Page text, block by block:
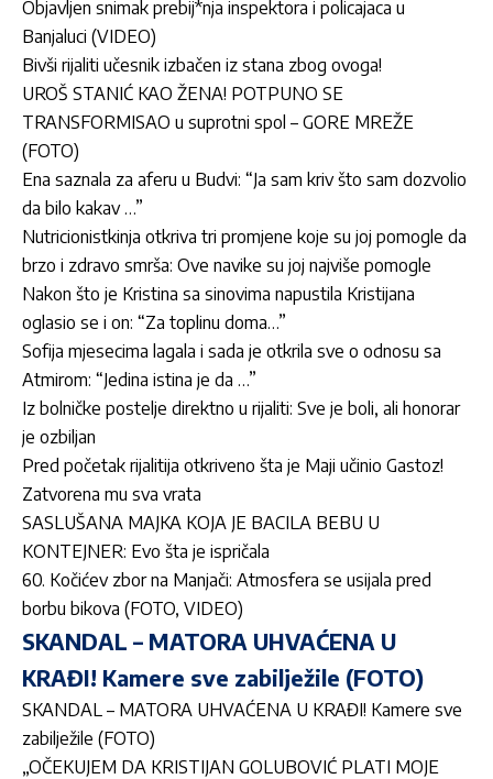
Objavljen snimak prebij*nja inspektora i policajaca u
Banjaluci (VIDEO)
Bivši rijaliti učesnik izbačen iz stana zbog ovoga!
UROŠ STANIĆ KAO ŽENA! POTPUNO SE
TRANSFORMISAO u suprotni spol – GORE MREŽE
(FOTO)
Ena saznala za aferu u Budvi: “Ja sam kriv što sam dozvolio
da bilo kakav …”
Nutricionistkinja otkriva tri promjene koje su joj pomogle da
brzo i zdravo smrša: Ove navike su joj najviše pomogle
Nakon što je Kristina sa sinovima napustila Kristijana
oglasio se i on: “Za toplinu doma…”
Sofija mjesecima lagala i sada je otkrila sve o odnosu sa
Atmirom: “Jedina istina je da …”
Iz bolničke postelje direktno u rijaliti: Sve je boli, ali honorar
je ozbiljan
Pred početak rijalitija otkriveno šta je Maji učinio Gastoz!
Zatvorena mu sva vrata
SASLUŠANA MAJKA KOJA JE BACILA BEBU U
KONTEJNER: Evo šta je ispričala
60. Kočićev zbor na Manjači: Atmosfera se usijala pred
borbu bikova (FOTO, VIDEO)
SKANDAL – MATORA UHVAĆENA U
KRAĐI! Kamere sve zabilježile (FOTO)
SKANDAL – MATORA UHVAĆENA U KRAĐI! Kamere sve
zabilježile (FOTO)
„OČEKUJEM DA KRISTIJAN GOLUBOVIĆ PLATI MOJE